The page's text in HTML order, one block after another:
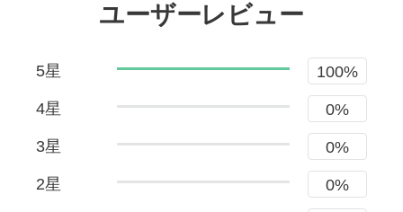
ユーザーレビュー
5星 100%
4星 0%
3星 0%
2星 0%